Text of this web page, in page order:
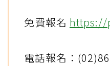
免費報名 https://
電話報名：